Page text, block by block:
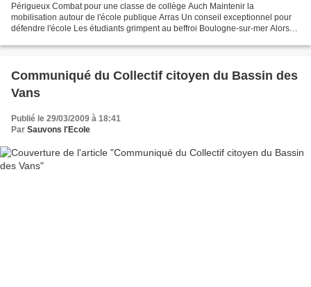
Périgueux Combat pour une classe de collège Auch Maintenir la
mobilisation autour de l'école publique Arras Un conseil exceptionnel pour
défendre l'école Les étudiants grimpent au beffroi Boulogne-sur-mer Alors
Communiqué du Collectif citoyen du Bassin des
Vans
Publié le 29/03/2009 à 18:41
Par Sauvons l'Ecole